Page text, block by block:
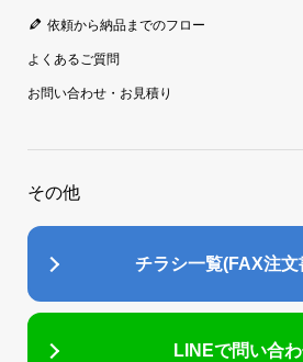
依頼から納品までのフロー
よくあるご質問
お問い合わせ・お見積り
その他
チラシ一覧(FAX注文
LINEで問い合